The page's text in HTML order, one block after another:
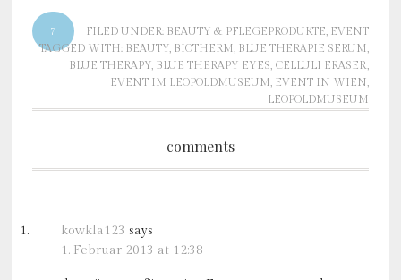
7 FILED UNDER: BEAUTY & PFLEGEPRODUKTE, EVENT
TAGGED WITH: BEAUTY, BIOTHERM, BLUE THERAPIE SERUM,
BLUE THERAPY, BLUE THERAPY EYES, CELLULI ERASER,
EVENT IM LEOPOLDMUSEUM, EVENT IN WIEN,
LEOPOLDMUSEUM
comments
kowkla123 says
1. Februar 2013 at 12:38